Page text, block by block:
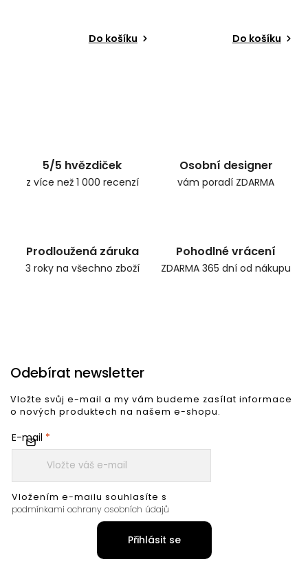
Do košíku Do košíku
5/5 hvězdiček
z více než 1 000 recenzí
Osobní designer
vám poradí ZDARMA
Prodloužená záruka
3 roky na všechno zboží
Pohodlné vrácení
ZDARMA 365 dní od nákupu
Odebírat newsletter
Vložte svůj e-mail a my vám budeme zasílat informace
o nových produktech na našem e-shopu.
E-mail
Vložením e-mailu souhlasíte s
podmínkami ochrany osobních údajů
Přihlásit se